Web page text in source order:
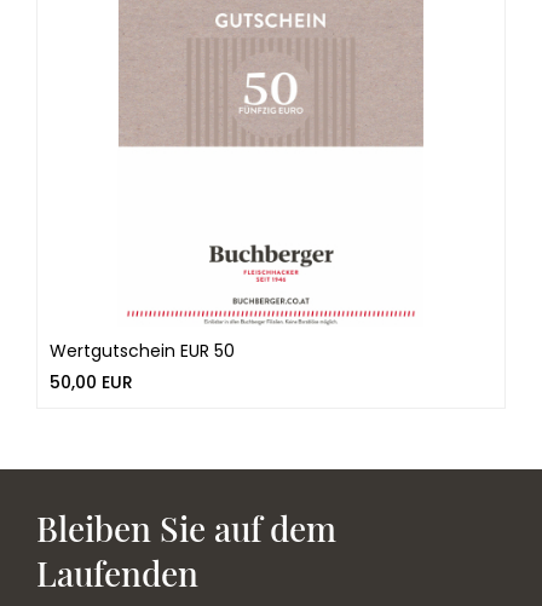
Wertgutschein EUR 50
50,00 EUR
Bleiben Sie auf dem
Laufenden